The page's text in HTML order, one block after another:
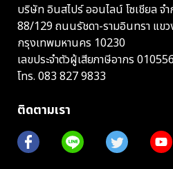
บริษัท อินสไปร์ ออนไลน์ โซเชียล จ
88/129 ถนนรัชดา-รามอินทรา แขว
กรุงเทพมหานคร 10230
เลขประจำตัวผู้เสียภาษีอากร
โทร. 083 827 9833
ติดตามเรา